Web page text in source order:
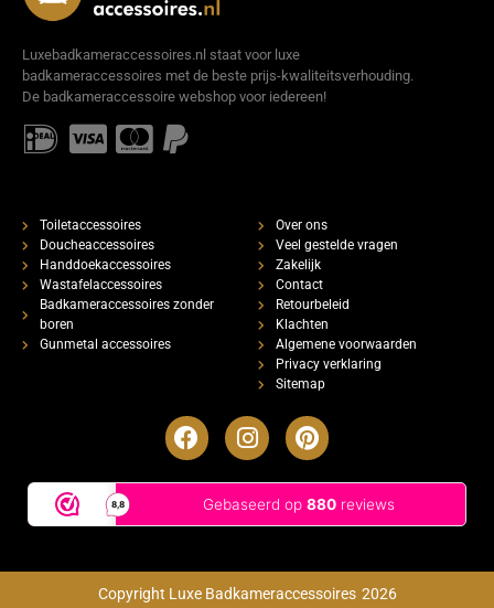
Luxebadkameraccessoires.nl staat voor luxe
badkameraccessoires met de beste prijs-kwaliteitsverhouding.
De badkameraccessoire webshop voor iedereen!
Toiletaccessoires
Doucheaccessoires
Handdoekaccessoires
Wastafelaccessoires
Badkameraccessoires zonder
boren
Gunmetal accessoires
Over ons
Veel gestelde vragen
Zakelijk
Contact
Retourbeleid
Klachten
Algemene voorwaarden
Privacy verklaring
Sitemap
Copyright Luxe Badkameraccessoires 2026